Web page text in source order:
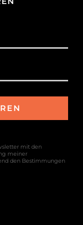
mit den
meiner
den Bestimmungen